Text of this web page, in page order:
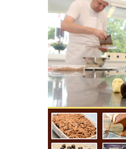
Boží muka v parku před
Hrobčicích
Sochy „Klaun a dívenka“ v
Hrobčic
Socha svatého Antonína
Mirošovicích
Socha vodníka u požární
Mirošovicích